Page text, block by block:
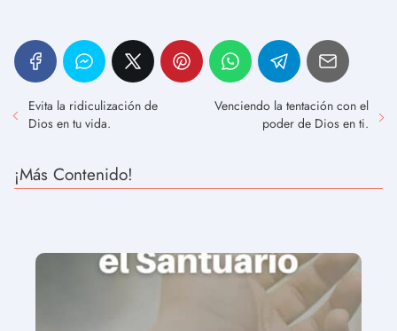
Evita la ridiculización de
Dios en tu vida.
Venciendo la tentación con el
poder de Dios en ti.
¡Más Contenido!